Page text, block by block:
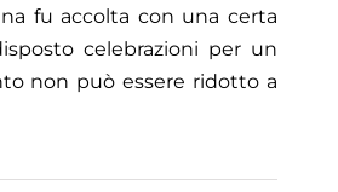
fu accolta con una certa
celebrazioni per un
non può essere ridotto a